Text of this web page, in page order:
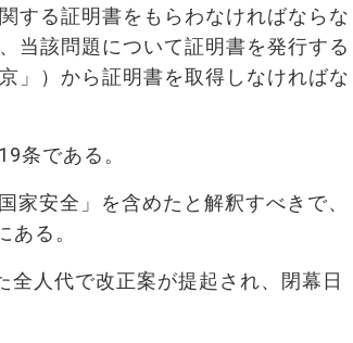
する証明書をもらわなければならな
当該問題について証明書を発行する
」）から証明書を取得しなければな
条である。
家安全」を含めたと解釈すべきで、
る。
人代で改正案が提起され、閉幕日